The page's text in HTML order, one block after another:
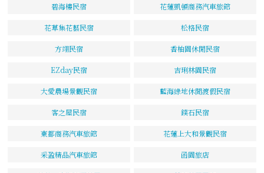
碧海樓民宿 花蓮凱頓商務汽車旅館
花草集花藝民宿 松格民宿
方翊民宿 香柚園休閒民宿
EZday民宿 吉琍林園民宿
大愛農場景觀民宿 藍海綠地休閒渡假民宿
客之屋民宿 鏷石民宿
東都商務汽車旅館 花蓮上大和景觀民宿
采盈精品汽車旅館 函園旅店